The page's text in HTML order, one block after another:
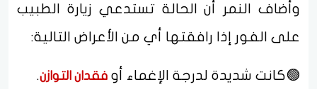
وأضاف النمر أن الحالة تستدعي زيارة الطبيب
على الفور إذا رافقتها أي من الأعراض التالية:
🟢كانت شديدة لدرجة الإغماء أو فقدان التوازن.